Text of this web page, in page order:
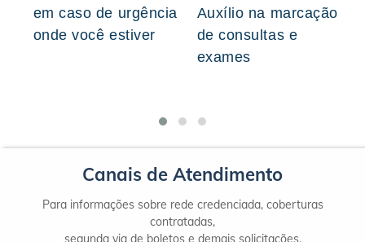
em caso de urgência
onde você estiver
Auxílio na marcação
de consultas e
exames
Canais de Atendimento
Para informações sobre rede credenciada, coberturas
contratadas,
segunda via de boletos e demais solicitações,